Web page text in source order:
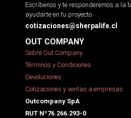
Escríbenos y te responderemos a la
ayudarte en tu proyecto.
cotizaciones@sherpalife.cl
OUT COMPANY
Sobre Out Company
Términos y Condiciones
Devoluciones
Cotizaciones y ventas a empresas
Outcompany SpA
RUT Nº76.266.293-0